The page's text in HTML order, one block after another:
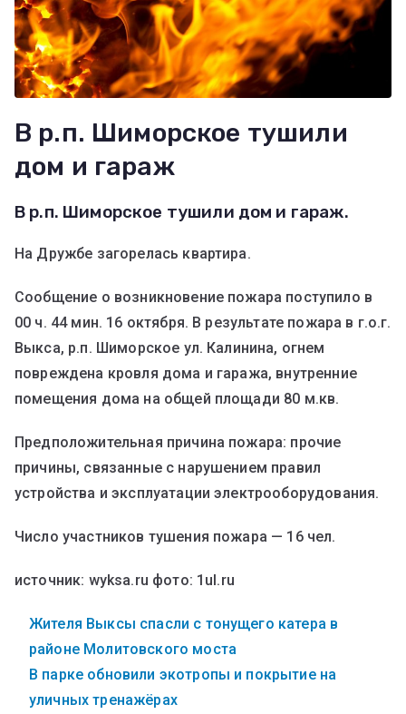
В р.п. Шиморское тушили
дом и гараж
В р.п. Шиморское тушили дом и гараж.
На Дружбе загорелась квартира.
Сообщение о возникновение пожара поступило в
00 ч. 44 мин. 16 октября. В результате пожара в г.о.г.
Выкса, р.п. Шиморское ул. Калинина, огнем
повреждена кровля дома и гаража, внутренние
помещения дома на общей площади 80 м.кв.
Предположительная причина пожара: прочие
причины, связанные с нарушением правил
устройства и эксплуатации электрооборудования.
Число участников тушения пожара — 16 чел.
источник: wyksa.ru фото: 1ul.ru
Жителя Выксы спасли с тонущего катера в
районе Молитовского моста
В парке обновили экотропы и покрытие на
уличных тренажёрах